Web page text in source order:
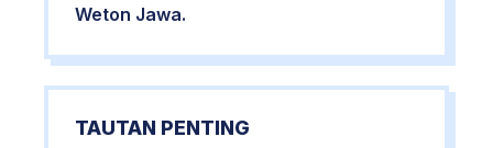
Weton Jawa.
TAUTAN PENTING